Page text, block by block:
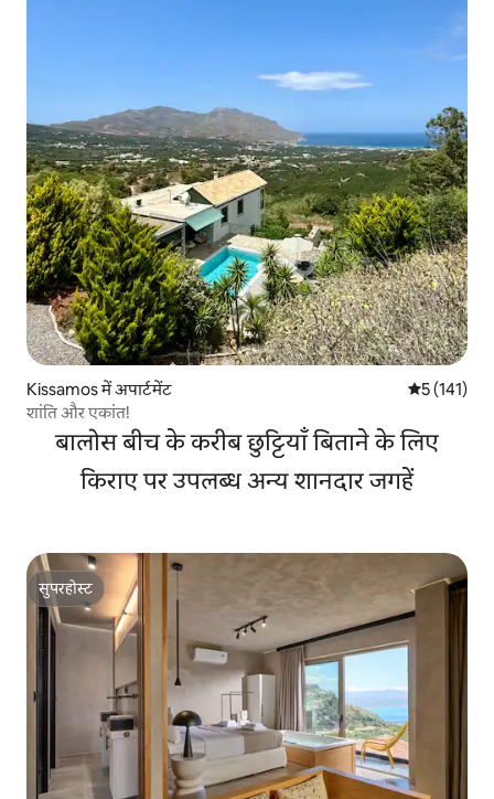
Kissamos में अपार्टमेंट औसत रेटिंग 5
5 (141)
शांति और एकांत!
बालोस बीच के करीब छुट्टियाँ बिताने के लिए
किराए पर उपलब्ध अन्य शानदार जगहें
सुपरहोस्ट
सुपरहोस्ट